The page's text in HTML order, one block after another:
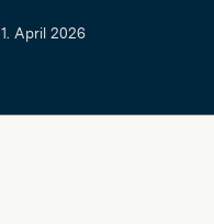
1. April 2026